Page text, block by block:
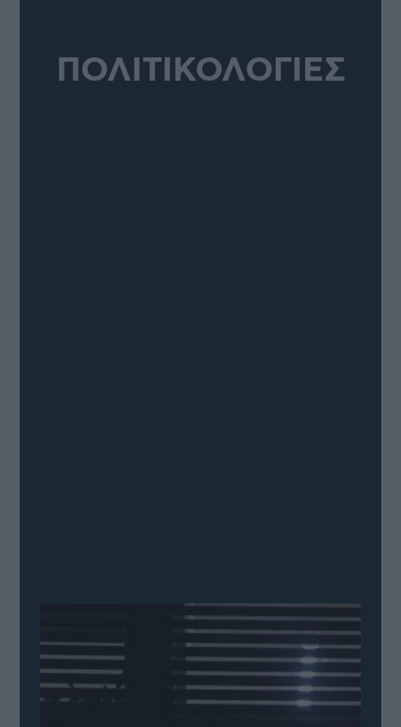
ΠΟΛΙΤΙΚΟΛΟΓΙΕΣ